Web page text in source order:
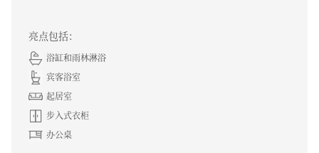
亮点包括：
浴缸和雨林淋浴
宾客浴室
起居室
步入式衣柜
办公桌